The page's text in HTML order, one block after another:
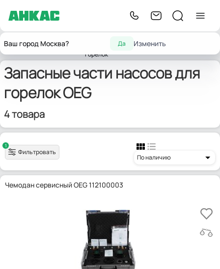
Ваш город Москва? Да Изменить
ГлавнаяЗапчасти для
комплектующих для
горелок
Запчасти насосов
Запасные части насосов для
горелок OEG
4 товара
1
Фильтровать
По наличию
Чемодан сервисный OEG 112100003